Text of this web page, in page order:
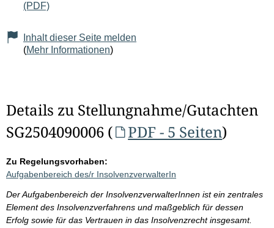
(PDF)
Inhalt dieser Seite melden
(Mehr Informationen)
Details zu Stellungnahme/Gutachten
SG2504090006 (
PDF - 5 Seiten)
Zu Regelungsvorhaben:
Aufgabenbereich des/r InsolvenzverwalterIn
Der Aufgabenbereich der InsolvenzverwalterInnen ist ein zentrales
Element des Insolvenzverfahrens und maßgeblich für dessen
Erfolg sowie für das Vertrauen in das Insolvenzrecht insgesamt.